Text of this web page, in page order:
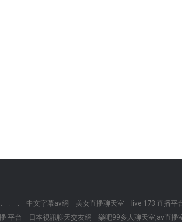
中文字幕av網 美女直播聊天室 live 173 直播平
平台 日本視訊聊天交友網 樂吧99多人聊天室,av直播